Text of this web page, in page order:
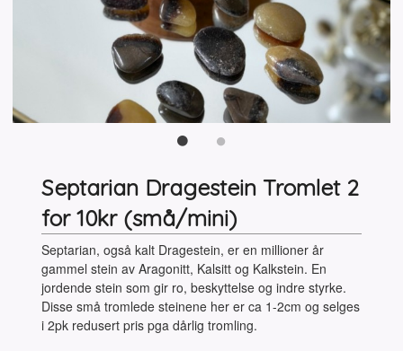
Septarian Dragestein Tromlet 2
for 10kr (små/mini)
Septarian, også kalt Dragestein, er en millioner år
gammel stein av Aragonitt, Kalsitt og Kalkstein. En
jordende stein som gir ro, beskyttelse og indre styrke.
Disse små tromlede steinene her er ca 1-2cm og selges
i 2pk redusert pris pga dårlig tromling.